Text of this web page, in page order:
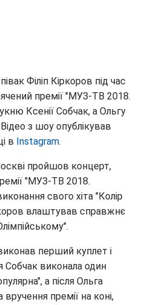
Філіп Кіркоров під час
премії "МУЗ-ТВ 2018.
Ксенії Собчак, а Ольгу
з шоу опублікував
в Instagram.
пройшов концерт,
"МУЗ-ТВ 2018.
свого хіта "Колір
влаштував справжнє
перший куплет і
Собчак виконала один
а після Ольга
премії на коні,